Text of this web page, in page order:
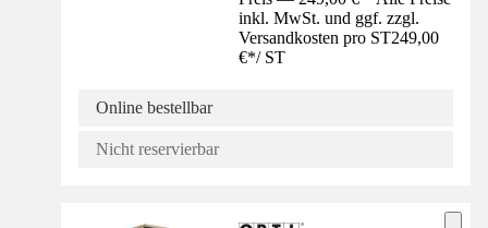
inkl. MwSt. und ggf. zzgl.
Versandkosten pro ST249,00
€*/ ST
Online bestellbar
Nicht reservierbar